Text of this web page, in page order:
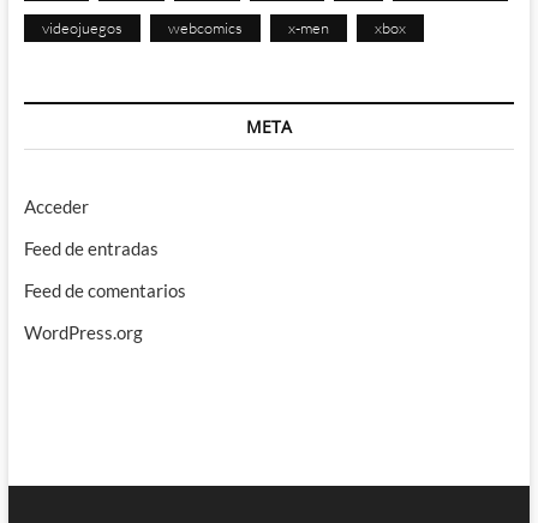
videojuegos webcomics x-men xbox
META
Acceder
Feed de entradas
Feed de comentarios
WordPress.org